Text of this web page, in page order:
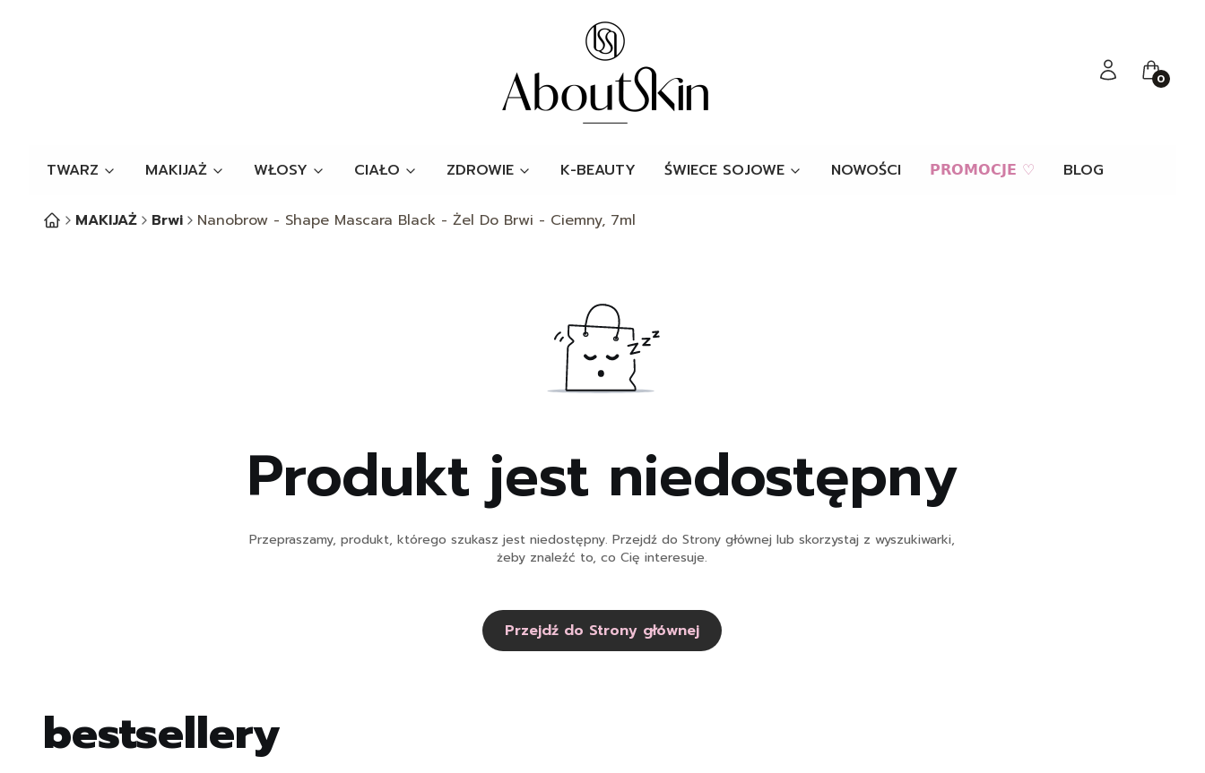
Zaloguj sięKoszyk
TWARZ MAKIJAŻ WŁOSY CIAŁO ZDROWIE K-BEAUTY ŚWIECE SOJOWE NOWOŚCI 𝗣𝗥𝗢𝗠𝗢𝗖𝗝𝗘 ♡ BLOG
MAKIJAŻ Brwi Nanobrow - Shape Mascara Black - Żel Do Brwi - Ciemny, 7ml
Produkt jest niedostępny
Przepraszamy, produkt, którego szukasz jest niedostępny. Przejdź do Strony głównej lub skorzystaj z wyszukiwarki,
żeby znaleźć to, co Cię interesuje.
Przejdź do Strony głównej
bestsellery